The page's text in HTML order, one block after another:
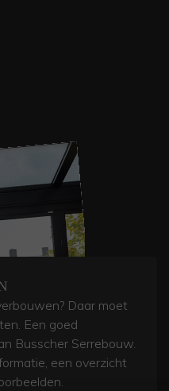
Daar moet
Een goed
Busscher Serrebouw.
een overzicht